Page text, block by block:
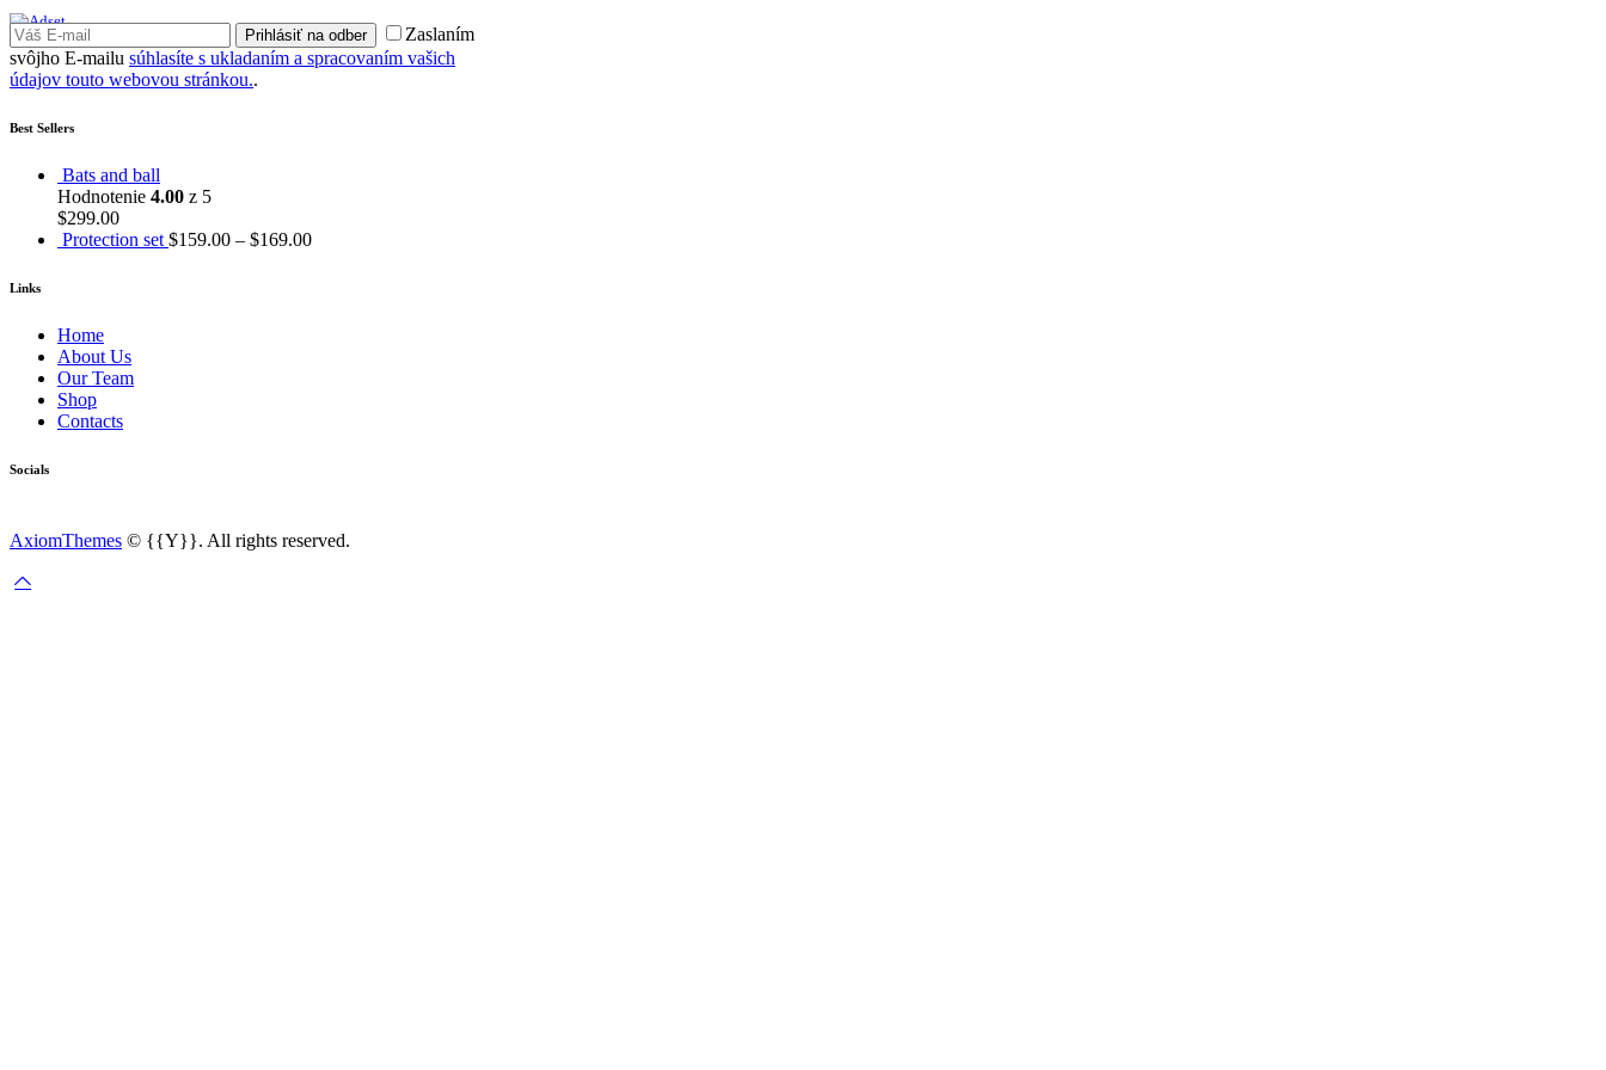
Prihlásiť na odber
Zaslaním
svôjho E-mailu súhlasíte s ukladaním a spracovaním vašich
údajov touto webovou stránkou..
Best Sellers
Bats and ball
Hodnotenie 4.00 z 5
$299.00
Protection set $159.00 – $169.00
Links
Home
About Us
Our Team
Shop
Contacts
Socials
AxiomThemes © {{Y}}. All rights reserved.